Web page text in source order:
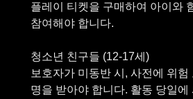
플레이 티켓을 구매하여 아이와
참여해야 합니다.
청소년 친구들 (12-17세)
보호자가 미동반 시, 사전에 위험
명을 받아야 합니다. 활동 당일에